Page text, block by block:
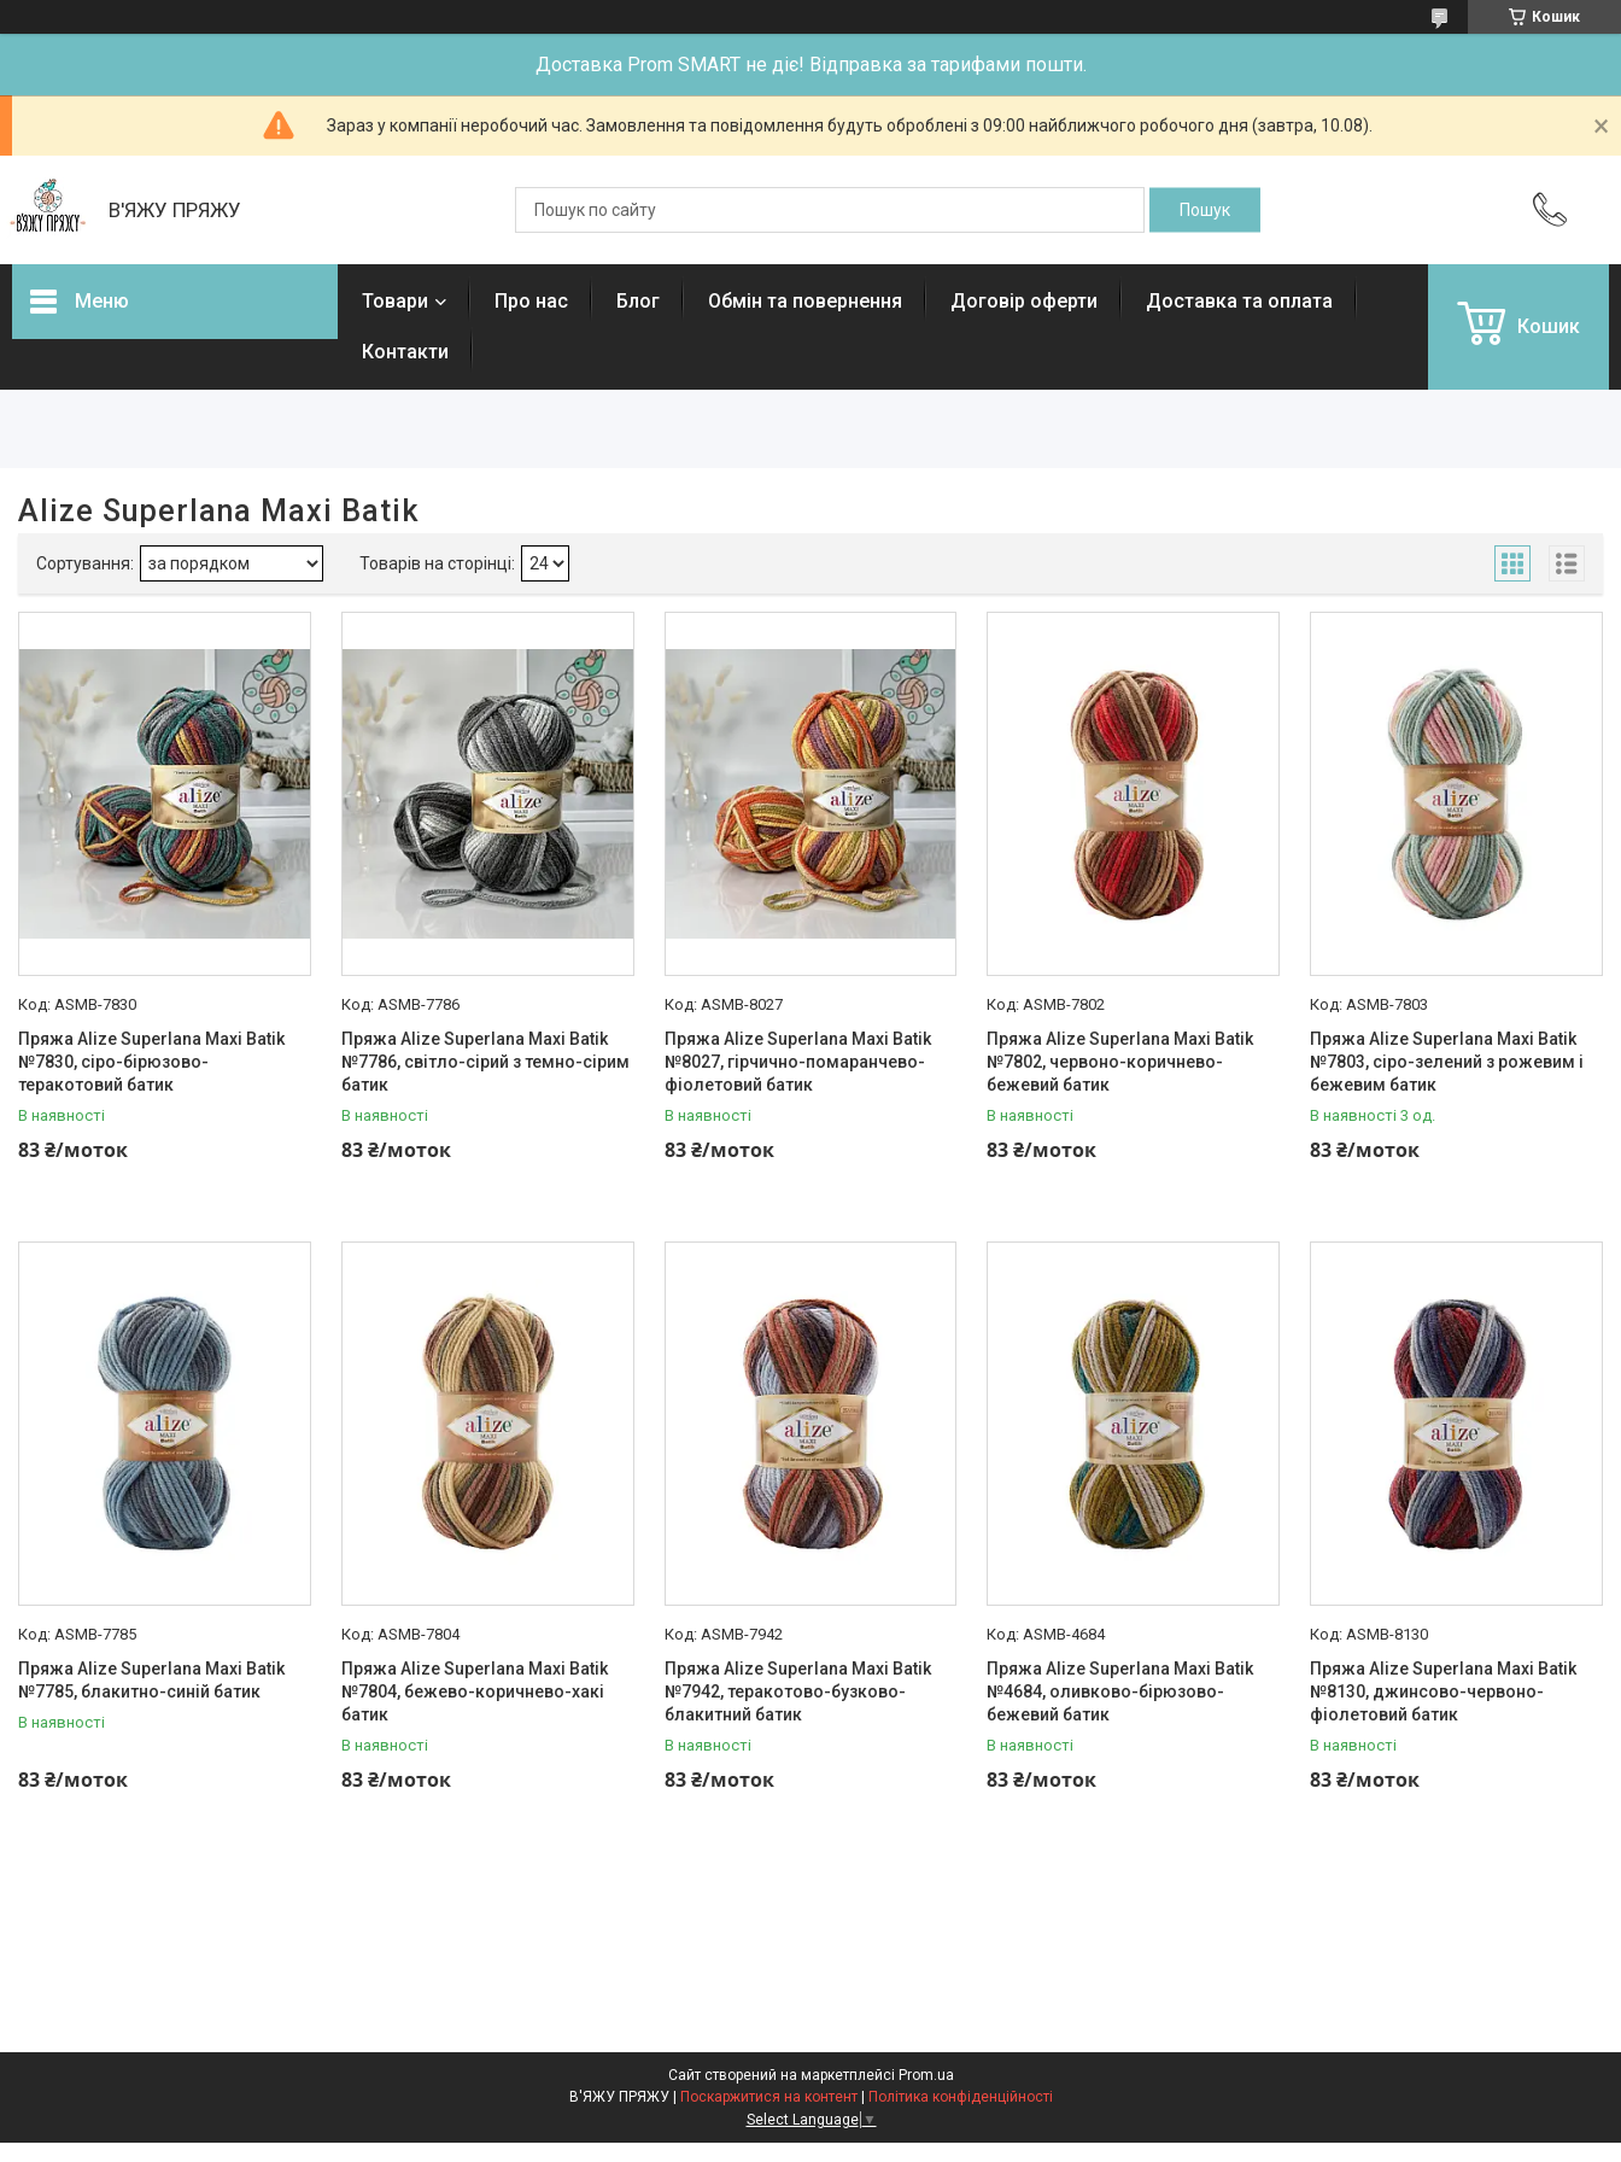
Кошик
Доставка Prom SMART не діє! Відправка за тарифами пошти.
Зараз у компанії неробочий час. Замовлення та повідомлення будуть оброблені з 09:00 найближчого робочого дня (завтра, 10.08).
В'ЯЖУ ПРЯЖУ
Меню
В наявності 10
Товари
Товари Про нас Блог Обмін та повернення Договір оферти Доставка та оплата
Контакти
Кошик
Alize Superlana Maxi Batik
ASMB-7830
Пряжа Alize Superlana Maxi Batik
№7830, сіро-бірюзово-
теракотовий батик
В наявності
83 ₴/моток
ASMB-7786
Пряжа Alize Superlana Maxi Batik
№7786, світло-сірий з темно-сірим
батик
В наявності
83 ₴/моток
ASMB-8027
Пряжа Alize Superlana Maxi Batik
№8027, гірчично-помаранчево-
фіолетовий батик
В наявності
83 ₴/моток
ASMB-7802
Пряжа Alize Superlana Maxi Batik
№7802, червоно-коричнево-
бежевий батик
В наявності
83 ₴/моток
ASMB-7803
Пряжа Alize Superlana Maxi Batik
№7803, сіро-зелений з рожевим і
бежевим батик
В наявності 3 од.
83 ₴/моток
ASMB-7785
Пряжа Alize Superlana Maxi Batik
№7785, блакитно-синій батик
В наявності
83 ₴/моток
ASMB-7804
Пряжа Alize Superlana Maxi Batik
№7804, бежево-коричнево-хакі
батик
В наявності
83 ₴/моток
ASMB-7942
Пряжа Alize Superlana Maxi Batik
№7942, теракотово-бузково-
блакитний батик
В наявності
83 ₴/моток
ASMB-4684
Пряжа Alize Superlana Maxi Batik
№4684, оливково-бірюзово-
бежевий батик
В наявності
83 ₴/моток
ASMB-8130
Пряжа Alize Superlana Maxi Batik
№8130, джинсово-червоно-
фіолетовий батик
В наявності
83 ₴/моток
Сайт створений на маркетплейсі Prom.ua
Поскаржитися на контент
Політика конфіденційності
Select Language ▼